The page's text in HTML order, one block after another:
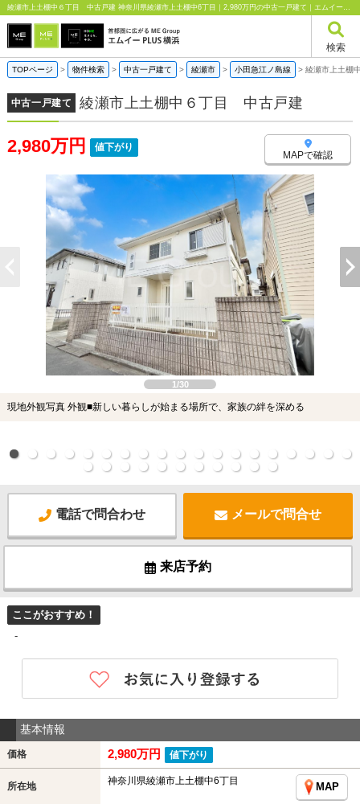
綾瀬市上土棚中６丁目 中古戸建 神奈川県綾瀬市上土棚中6丁目｜2,980万円の中古一戸建て｜エムイーPLUS横浜
検索
TOPページ > 物件検索 > 中古一戸建て > 綾瀬市 > 小田急江ノ島線 > 綾瀬市上土棚
中古一戸建て 綾瀬市上土棚中６丁目 中古戸建
2,980万円 値下がり
MAPで確認
1/30
現地外観写真 外観■新しい暮らしが始まる場所で、家族の絆を深める
電話で問合わせ メールで問合せ
来店予約
ここがおすすめ！
-
基本情報
価格 2,980万円 値下がり
所在地 神奈川県綾瀬市上土棚中6丁目
MAP